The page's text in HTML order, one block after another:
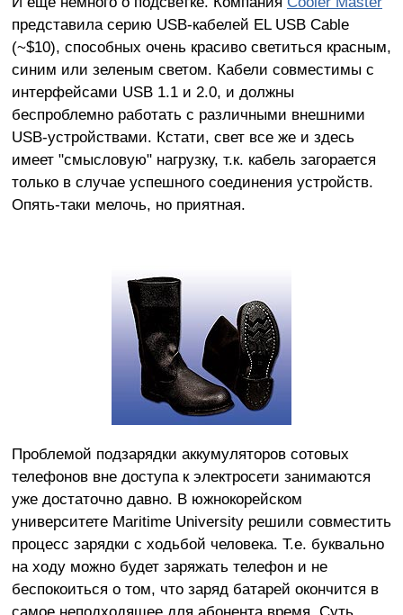
представила серию USB-кабелей EL USB Cable
(~$10), способных очень красиво светиться красным,
синим или зеленым светом. Кабели совместимы с
интерфейсами USB 1.1 и 2.0, и должны
беспроблемно работать с различными внешними
USB-устройствами. Кстати, свет все же и здесь
имеет "смысловую" нагрузку, т.к. кабель загорается
только в случае успешного соединения устройств.
Опять-таки мелочь, но приятная.
Проблемой подзарядки аккумуляторов сотовых
телефонов вне доступа к электросети занимаются
уже достаточно давно. В южнокорейском
университете Maritime University решили совместить
процесс зарядки с ходьбой человека. Т.е. буквально
на ходу можно будет заряжать телефон и не
беспокоиться о том, что заряд батарей окончится в